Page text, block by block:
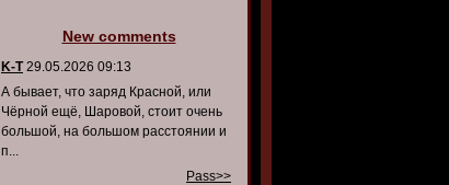
New comments
K-T29.05.2026 09:13
А бывает, что заряд Красной, или
Чёрной ещё, Шаровой, стоит очень
большой, на большом расстоянии и
п...
Pass>>